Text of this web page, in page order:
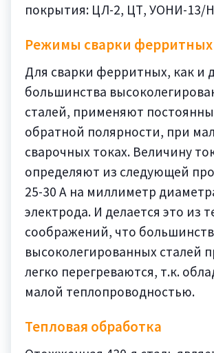
покрытия: ЦЛ-2, ЦТ, УОНИ-13/
Режимы сварки ферритных
Для сварки ферритных, как и
большинства
сталей, применяют
обратной полярности, при
сварочных токах. Величину
определяют из следующей
25-30 А на миллиметр
электрода. И делается это из
соображений, что
высоколегированных сталей
легко перегреваются, т.к.
малой теплопроводностью.
Тепловая обработка